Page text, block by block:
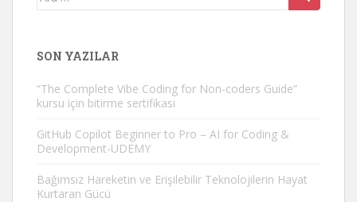
SON YAZILAR
“The Complete Vibe Coding for Non-coders Guide”
kursu için bitirme sertifikası
GitHub Copilot Beginner to Pro – AI for Coding &
Development-UDEMY
Bağımsız Hareketin ve Erişilebilir Teknolojilerin Hayat
Kurtaran Gücü